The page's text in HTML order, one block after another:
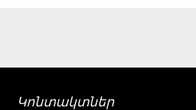
Կոնտակտներ